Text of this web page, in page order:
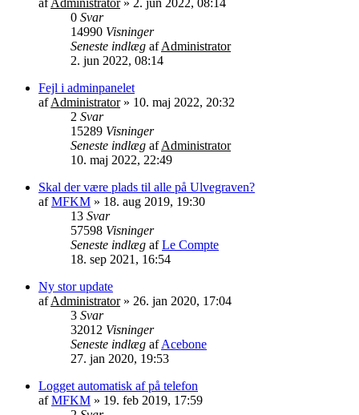
0 Svar
14990 Visninger
Seneste indlæg afAdministrator
2. jun 2022, 08:14
Fejl i adminpanelet
afAdministrator» 10. maj 2022, 20:32
2 Svar
15289 Visninger
Seneste indlæg afAdministrator
10. maj 2022, 22:49
Skal der være plads til alle på Ulvegraven?
afMFKM » 18. aug 2019, 19:30
13 Svar
57598 Visninger
Seneste indlæg afLe Compte
18. sep 2021, 16:54
Ny stor update
afAdministrator» 26. jan 2020, 17:04
3 Svar
32012 Visninger
Seneste indlæg afAcebone
27. jan 2020, 19:53
Logget automatisk af på telefon
afMFKM » 19. feb 2019, 17:59